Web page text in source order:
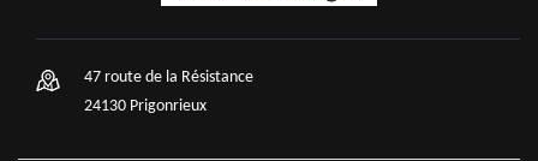
47 route de la Résistance
24130 Prigonrieux